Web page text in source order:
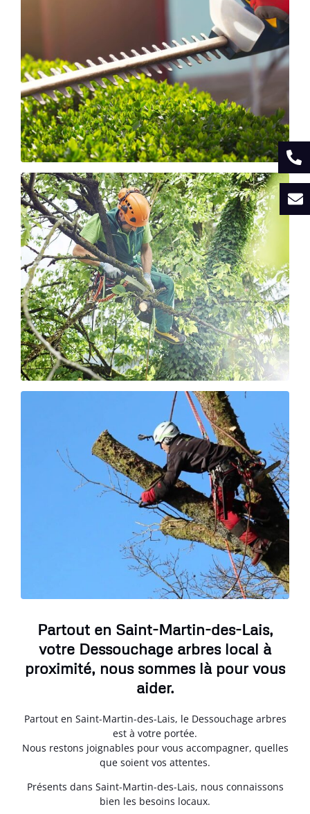
Partout en Saint-Martin-des-Lais,
votre Dessouchage arbres local à
proximité, nous sommes là pour vous
aider.
Partout en Saint-Martin-des-Lais, le Dessouchage arbres
est à votre portée.
Nous restons joignables pour vous accompagner, quelles
que soient vos attentes.
Présents dans Saint-Martin-des-Lais, nous connaissons
bien les besoins locaux.